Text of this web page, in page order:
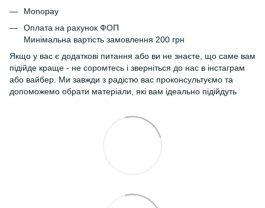
Monopay
Оплата на рахунок ФОП
Минімальна вартість замовлення 200 грн
Якщо у вас є додаткові питання або ви не знаєте, що саме вам
підійде краще - не соромтесь і зверніться до нас в інстаграм
або вайбер. Ми завжди з радістю вас проконсультуємо та
допоможемо обрати матеріали, які вам ідеально підійдуть